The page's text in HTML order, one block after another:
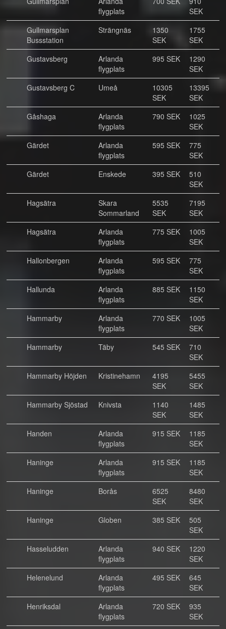
flygplats
SEK
Gullmarsplan
Bussstation
Strängnäs
1350
SEK
1755
SEK
Gustavsberg
Arlanda
flygplats
995 SEK
1290
SEK
Gustavsberg C
Umeå
10305
SEK
13395
SEK
Gåshaga
Arlanda
flygplats
790 SEK
1025
SEK
Gärdet
Arlanda
flygplats
595 SEK
775
SEK
Gärdet
Enskede 395 SEK
510
SEK
Hagsätra
Skara
Sommarland
5535
SEK
7195
SEK
Hagsätra
Arlanda
flygplats
775 SEK
1005
SEK
Hallonbergen
Arlanda
flygplats
595 SEK
775
SEK
Hallunda
Arlanda
flygplats
885 SEK
1150
SEK
Hammarby
Arlanda
flygplats
770 SEK
1005
SEK
Hammarby
Täby 545 SEK
710
SEK
Hammarby Höjden
Kristinehamn
4195
SEK
5455
SEK
Hammarby Sjöstad
Knivsta
1140
SEK
1485
SEK
Handen
Arlanda
flygplats
915 SEK
1185
SEK
Haninge
Arlanda
flygplats
915 SEK
1185
SEK
Haninge
Borås
6525
SEK
8480
SEK
Haninge
Globen 385 SEK
505
SEK
Hasseludden
Arlanda
flygplats
940 SEK
1220
SEK
Helenelund
Arlanda
flygplats
495 SEK
645
SEK
Henriksdal
Arlanda
flygplats
720 SEK
935
SEK